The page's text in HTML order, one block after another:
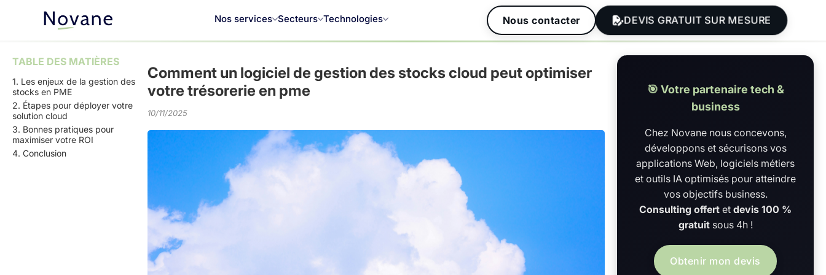
Nos services Secteurs Technologies Nous contacter DEVIS GRATUIT SUR MESURE
TABLE DES MATIÈRES
1. Les enjeux de la gestion des
stocks en PME
2. Étapes pour déployer votre
solution cloud
3. Bonnes pratiques pour
maximiser votre ROI
4. Conclusion
Comment un logiciel de gestion des stocks cloud peut optimiser
votre trésorerie en pme
10/11/2025
🎯 Votre partenaire tech &
business
Chez Novane nous concevons,
développons et sécurisons vos
applications Web, logiciels métiers
et outils IA optimisés pour atteindre
vos objectifs business.
Consulting offert et devis 100 %
gratuitsous 4h !
Obtenir mon devis